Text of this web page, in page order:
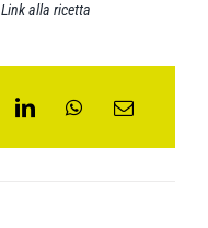
Link alla ricetta